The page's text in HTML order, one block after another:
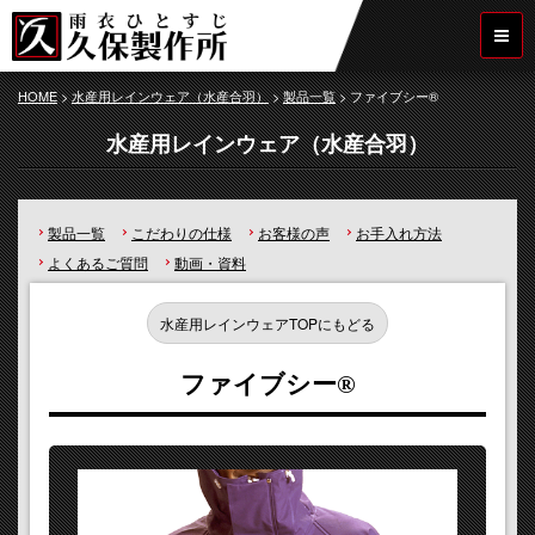
HOME>水産用レインウェア（水産合羽）>製品一覧>ファイブシー®
水産用レインウェア（水産合羽）
製品一覧 こだわりの仕様 お客様の声
お手入れ方法
よくあるご質問
動画・資料
水産用レインウェアTOPにもどる
ファイブシー®